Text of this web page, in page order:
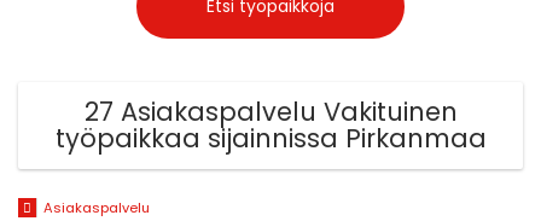
27 Asiakaspalvelu Vakituinen
työpaikkaa sijainnissa Pirkanmaa
Asiakaspalvelu